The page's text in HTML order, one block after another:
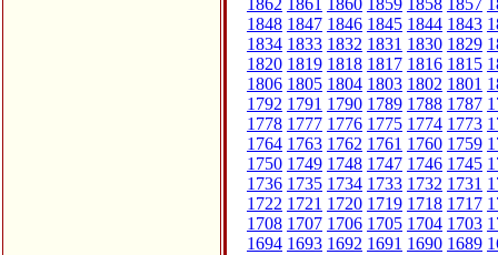
1862 1861 1860 1859 1858 1857
1848 1847 1846 1845 1844 1843
1834 1833 1832 1831 1830 1829
1820 1819 1818 1817 1816 1815
1806 1805 1804 1803 1802 1801
1792 1791 1790 1789 1788 1787
1778 1777 1776 1775 1774 1773
1764 1763 1762 1761 1760 1759
1750 1749 1748 1747 1746 1745
1736 1735 1734 1733 1732 1731
1722 1721 1720 1719 1718 1717
1708 1707 1706 1705 1704 1703
1694 1693 1692 1691 1690 1689